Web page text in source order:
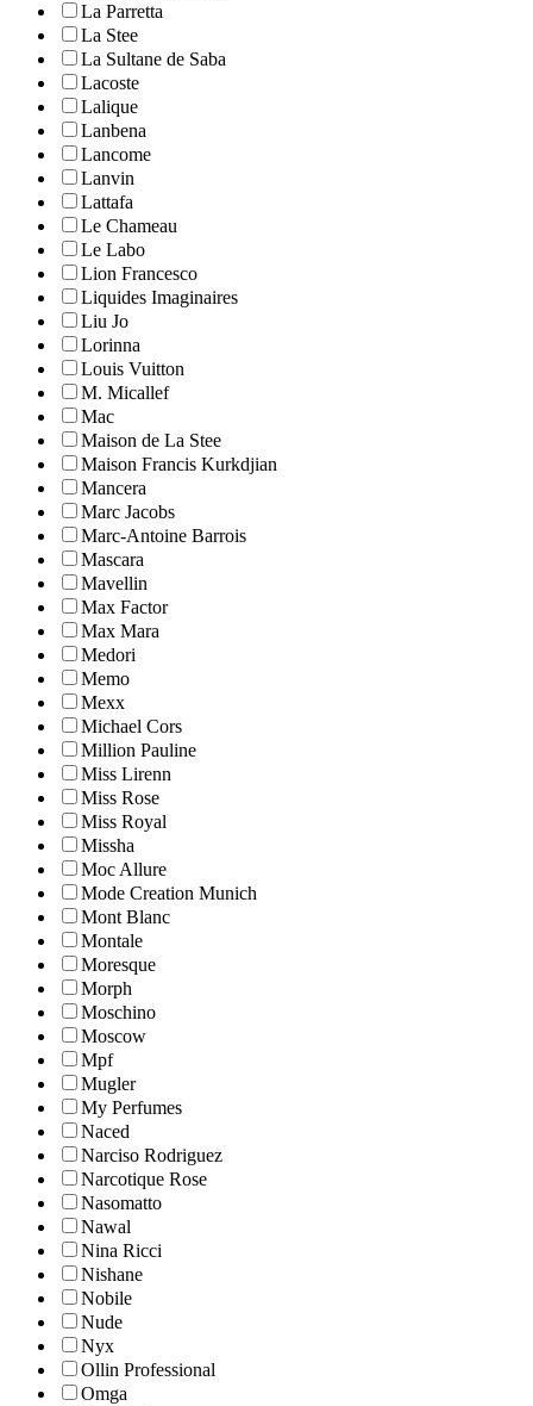
La Parretta
La Stee
La Sultane de Saba
Lacoste
Lalique
Lanbena
Lancome
Lanvin
Lattafa
Le Chameau
Le Labo
Lion Francesco
Liquides Imaginaires
Liu Jo
Lorinna
Louis Vuitton
M. Micallef
Mac
Maison de La Stee
Maison Francis Kurkdjian
Mancera
Marc Jacobs
Marc-Antoine Barrois
Mascara
Mavellin
Max Factor
Max Mara
Medori
Memo
Mexx
Michael Cors
Million Pauline
Miss Lirenn
Miss Rose
Miss Royal
Missha
Moc Allure
Mode Creation Munich
Mont Blanc
Montale
Moresque
Morph
Moschino
Moscow
Mpf
Mugler
My Perfumes
Naced
Narciso Rodriguez
Narcotique Rose
Nasomatto
Nawal
Nina Ricci
Nishane
Nobile
Nude
Nyx
Ollin Professional
Omga